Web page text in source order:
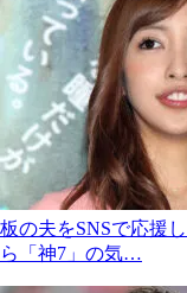
板の夫をSNSで応援
ら「神7」の気…